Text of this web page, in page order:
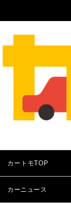
カートモTOP
カーニュース